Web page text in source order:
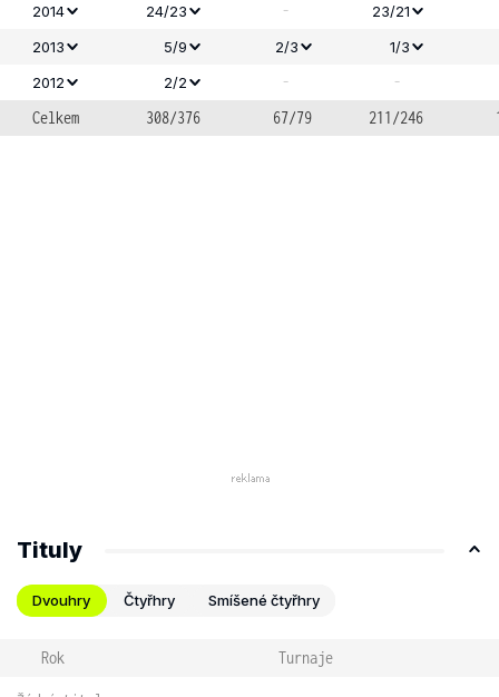
2014
24/23 -
23/21
2013
5/9 2/3
1/3
2012
2/2 -
-
Celkem
308/376 67/79 211/246
Tituly
Dvouhry Čtyřhry Smíšené čtyřhry
Rok Turnaje